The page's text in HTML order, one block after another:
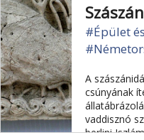
#Épület
A
csúnyának
vaddisznó
berlini